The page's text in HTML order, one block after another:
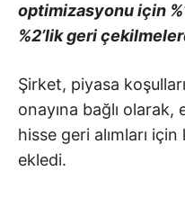
optimizasyonu için
%2’lik geri
Şirket, piyasa
onayına bağlı olarak,
hisse geri alımları için
ekledi.